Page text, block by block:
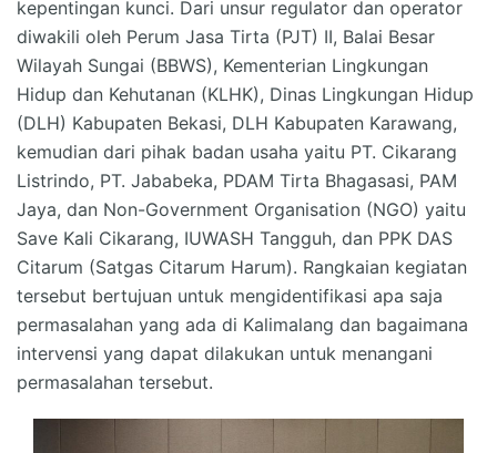
kepentingan kunci. Dari unsur regulator dan operator
diwakili oleh Perum Jasa Tirta (PJT) II, Balai Besar
Wilayah Sungai (BBWS), Kementerian Lingkungan
Hidup dan Kehutanan (KLHK), Dinas Lingkungan Hidup
(DLH) Kabupaten Bekasi, DLH Kabupaten Karawang,
kemudian dari pihak badan usaha yaitu PT. Cikarang
Listrindo, PT. Jababeka, PDAM Tirta Bhagasasi, PAM
Jaya, dan Non-Government Organisation (NGO) yaitu
Save Kali Cikarang, IUWASH Tangguh, dan PPK DAS
Citarum (Satgas Citarum Harum). Rangkaian kegiatan
tersebut bertujuan untuk mengidentifikasi apa saja
permasalahan yang ada di Kalimalang dan bagaimana
intervensi yang dapat dilakukan untuk menangani
permasalahan tersebut.